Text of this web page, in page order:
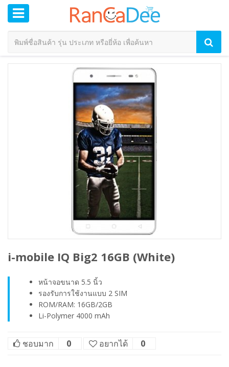
i-mobile IQ Big2 16GB (White)
หน้าจอขนาด 5.5 นิ้ว
รองรับการใช้งานแบบ 2 SIM
ROM/RAM: 16GB/2GB
Li-Polymer 4000 mAh
ชอบมาก 0 อยากได้ 0